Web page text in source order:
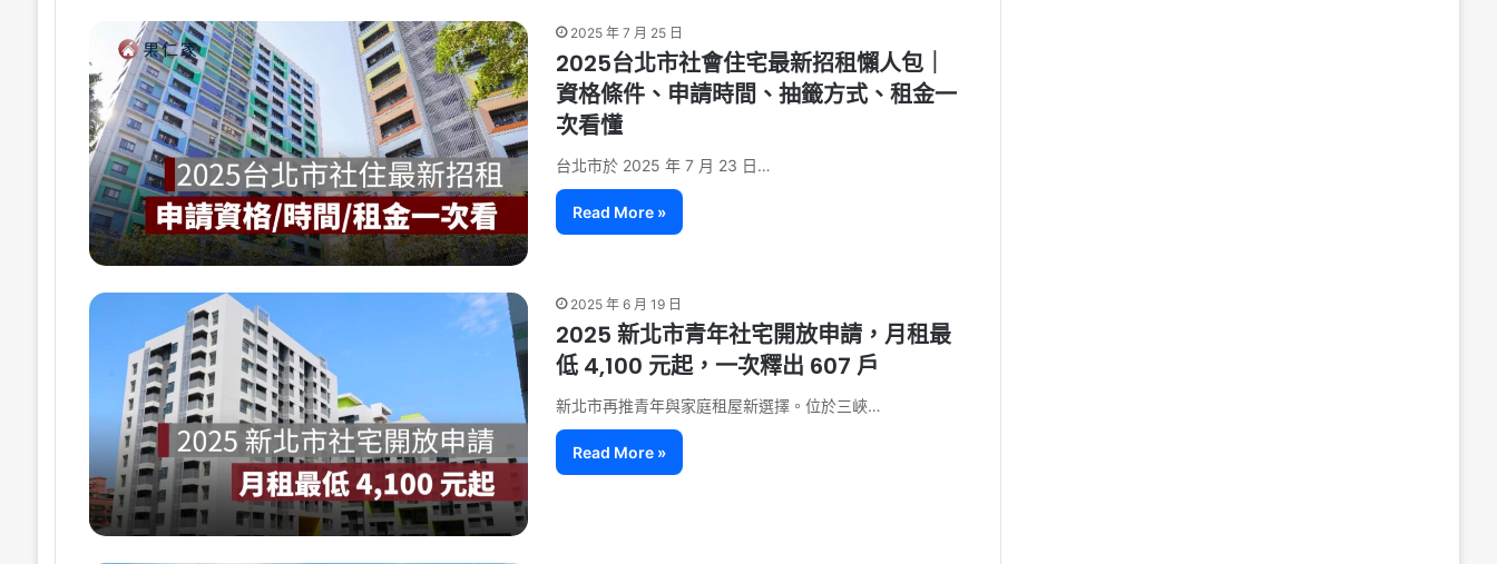
2025 年 7 月 25 日
2025台北市社會住宅最新招租懶人包｜
資格條件、申請時間、抽籤方式、租金一
次看懂
台北市於 2025 年 7 月 23 日…
Read More »
2025 年 6 月 19 日
2025 新北市青年社宅開放申請，月租最
低 4,100 元起，一次釋出 607 戶
新北市再推青年與家庭租屋新選擇。位於三峽…
Read More »